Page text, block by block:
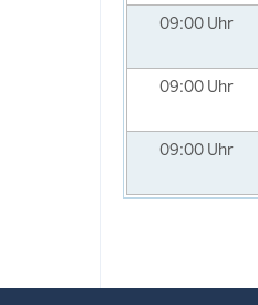
09:00 Uhr
09:00 Uhr
09:00 Uhr